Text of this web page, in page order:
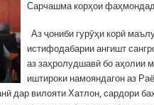
Сарчашма корҳои
Аз ҷониби гурӯҳи корӣ
истифодабарии ангишт
аз заҳролудшавӣ бо аҳолии
иштироки намояндагон аз
дар вилояти Хатлон, сардори